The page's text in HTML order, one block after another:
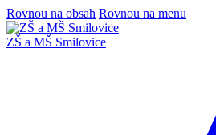
Rovnou na obsah Rovnou na menu
ZŠ a MŠ Smilovice